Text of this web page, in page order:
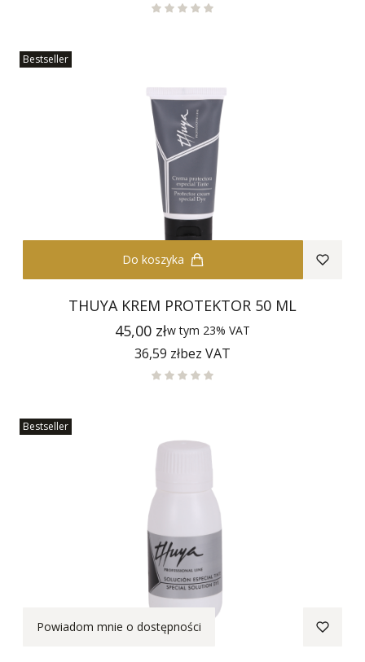
Bestseller
Do koszyka
THUYA KREM PROTEKTOR 50 ML
Cena
45,00 złw tym 23% VAT
Cena
36,59 złbez VAT
Bestseller
Powiadom mnie o dostępności